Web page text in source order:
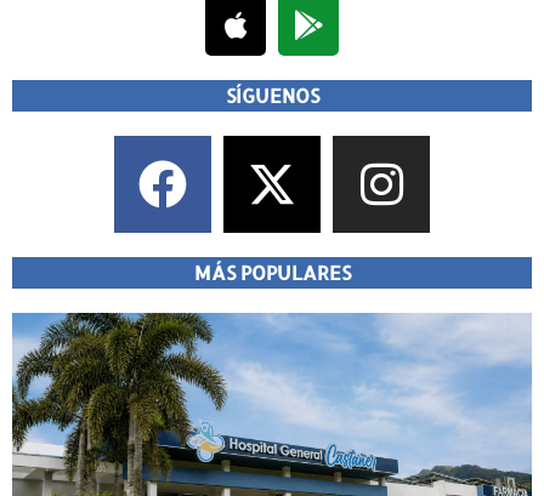
SÍGUENOS
MÁS POPULARES